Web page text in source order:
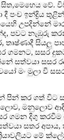
වේ.
පංච ඉන්ද්‍රිය
උපදින්නේ
පවට නැඹුරු
සියලු
ගමනට, සසර
සත්වයා සසර
මං මුලා වී
පින් කර ගත් විට
මනුලොව
ගමන දිගු කරවීම
සතර
මේ